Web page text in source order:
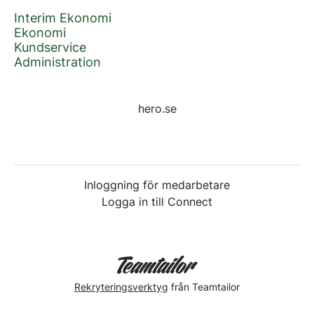
Interim Ekonomi
Ekonomi
Kundservice
Administration
hero.se
Inloggning för medarbetare
Logga in till Connect
Rekryteringsverktyg från Teamtailor